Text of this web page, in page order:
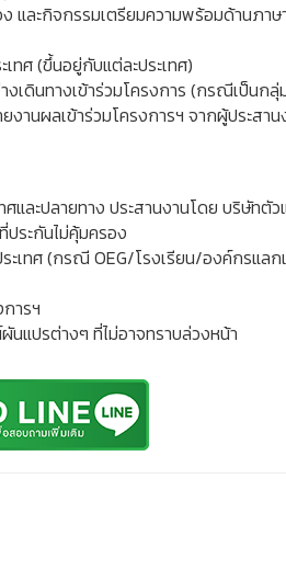
และกิจกรรมเตรียมความพร้อมด้านภาษ
ทศ (ขึ้นอยู่กับแต่ละประเทศ)
งเดินทางเข้าร่วมโครงการ (กรณีเป็นกลุ่
งานผลเข้าร่วมโครงการฯ จากผู้ประสาน
และปลายทาง ประสานงานโดย บริษัทตั
ประกันไม่คุ้มครอง
ระเทศ (กรณี OEG/โรงเรียน/องค์กรแล
ารฯ
แปรต่างๆ ที่ไม่อาจทราบล่วงหน้า